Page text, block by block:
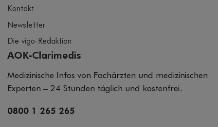
Kontakt
Newsletter
Die vigo-Redaktion
AOK-Clarimedis
Medizinische Infos von Fachärzten und medizinischen
Experten – 24 Stunden täglich und kostenfrei.
0800 1 265 265